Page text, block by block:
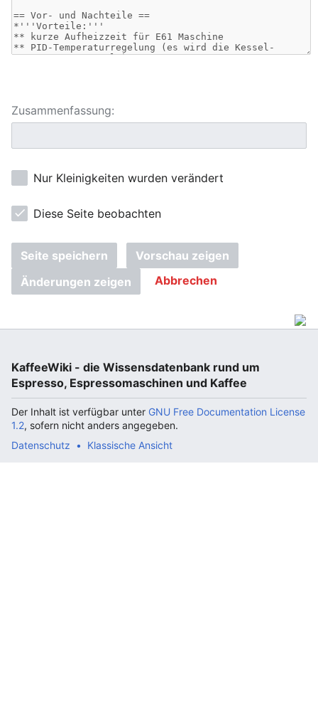
Zusammenfassung:
Nur Kleinigkeiten wurden verändert
Diese Seite beobachten
Seite speichern
Vorschau zeigen
Änderungen zeigen
Abbrechen
KaffeeWiki - die Wissensdatenbank rund um
Espresso, Espressomaschinen und Kaffee
Der Inhalt ist verfügbar unter GNU Free Documentation License
1.2, sofern nicht anders angegeben.
Datenschutz
Klassische Ansicht